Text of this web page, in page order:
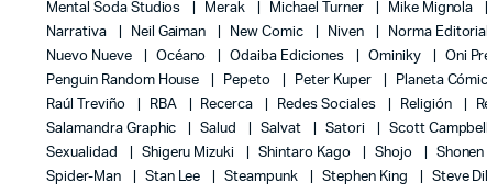
Mental Soda Studios
Merak Michael Turner Mike Mignola
Narrativa
Neil Gaiman New Comic Niven Norma Editorial
Nuevo Nueve
Océano Odaiba Ediciones Ominiky Oni
Penguin Random House
Pepeto Peter Kuper Planeta Cómic
Raúl Treviño
RBA Recerca Redes Sociales Religión
Salamandra Graphic
Salud Salvat Satori Scott Campbell
Sexualidad
Shigeru Mizuki Shintaro Kago Shojo Shonen
Spider-Man
Stan Lee Steampunk Stephen King Steve